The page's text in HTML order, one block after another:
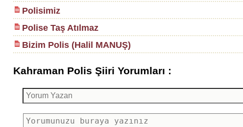
Polisimiz
Polise Taş Atılmaz
Bizim Polis (Halil MANUŞ)
Kahraman Polis Şiiri Yorumları :